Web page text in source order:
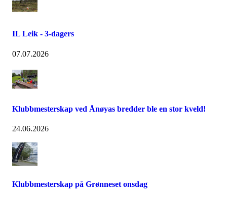
IL Leik - 3-dagers
07.07.2026
Klubbmesterskap ved Ånøyas bredder ble en stor kveld!
24.06.2026
Klubbmesterskap på Grønneset onsdag